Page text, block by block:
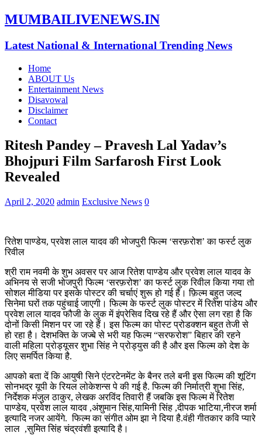
MUMBAILIVENEWS.IN
Latest National & International Trending News
Home
ABOUT Us
Entertainment News
Disavowal
Disclaimer
Contact
Ritesh Pandey – Pravesh Lal Yadav’s
Bhojpuri Film Sarfarosh First Look
Revealed
April 2, 2020 admin Exclusive News 0
रितेश पाण्डेय, प्रवेश लाल यादव की भोजपुरी फिल्म ‘सरफ़रोश’ का फर्स्ट लुक
रिवील
श्री राम नवमी के शुभ अवसर पर आज रितेश पाण्डेय और प्रवेश लाल यादव के
अभिनय से सजी भोजपुरी फिल्म ‘सरफ़रोश’ का फर्स्ट लुक रिवील किया गया तो
सोशल मीडिया पर इसके पोस्टर की चर्चाएं शुरू हो गई हैं। फ़िल्म बहुत जल्द
सिनेमा घरों तक पहुंचाई जाएगी। फिल्म के फर्स्ट लुक पोस्टर में रितेश पांडेय और
प्रवेश लाल यादव फौजी के लुक में इंप्रेसिव दिख रहे हैं और ऐसा लग रहा है कि
दोनों किसी मिशन पर जा रहे हैं। इस फिल्म का पोस्ट प्रोडक्शन बहुत तेजी से
हो रहा है। देशभक्ति के जज्बे से भरी यह फिल्म “सरफरोश” बिहार की रहने
वाली महिला प्रोड्यूसर शुभा सिंह ने प्रोड्युस की है और इस फिल्म को देश के
लिए समर्पित किया है.
आपको बता दें कि आयुषी सिने एंटरटेनमेंट के बैनर तले बनी इस फिल्म की शूटिंग
सोनभद्र यूपी के रियल लोकेशन्स पे की गई है. फिल्म की निर्मात्री शुभा सिंह,
निर्देशक मंजुल ठाकुर, लेखक अरविंद तिवारी हैं जबकि इस फिल्म में रितेश
पाण्डेय, प्रवेश लाल यादव ,अंशुमान सिंह,यामिनी सिंह ,दीपक भाटिया,नीरज शर्मा
इत्यादि नजर आयेंगे. फिल्म का संगीत ओम झा ने दिया है.वंही गीतकार कवि प्यारे
लाल ,सुमित सिंह चंद्रवंशी इत्यादि है।